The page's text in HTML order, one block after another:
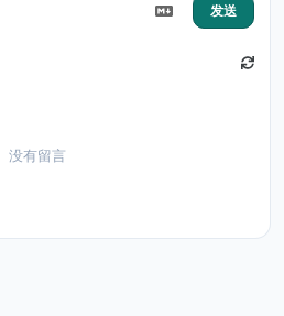
发送
没有留言